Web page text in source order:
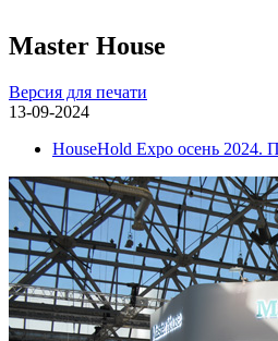
Master House
Версия для печати
13-09-2024
HouseHold Expo осень 2024.